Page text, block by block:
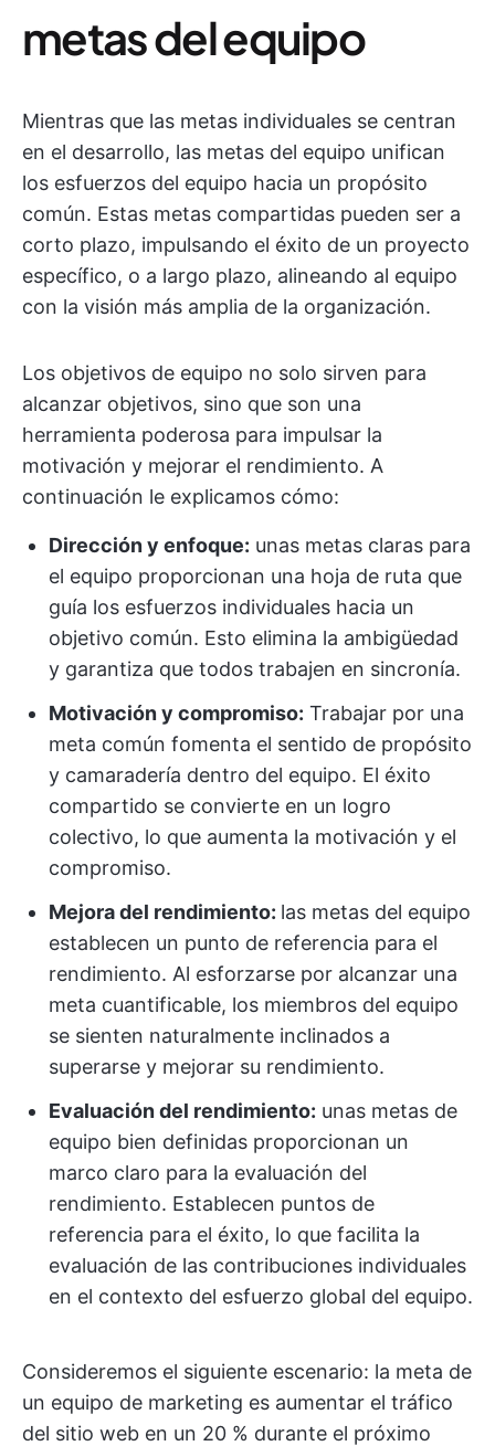
metas del equipo
Mientras que las metas individuales se centran
en el desarrollo, las metas del equipo unifican
los esfuerzos del equipo hacia un propósito
común. Estas metas compartidas pueden ser a
corto plazo, impulsando el éxito de un proyecto
específico, o a largo plazo, alineando al equipo
con la visión más amplia de la organización.
Los objetivos de equipo no solo sirven para
alcanzar objetivos, sino que son una
herramienta poderosa para impulsar la
motivación y mejorar el rendimiento. A
continuación le explicamos cómo:
Dirección y enfoque: unas metas claras para
el equipo proporcionan una hoja de ruta que
guía los esfuerzos individuales hacia un
objetivo común. Esto elimina la ambigüedad
y garantiza que todos trabajen en sincronía.
Motivación y compromiso: Trabajar por una
meta común fomenta el sentido de propósito
y camaradería dentro del equipo. El éxito
compartido se convierte en un logro
colectivo, lo que aumenta la motivación y el
compromiso.
Mejora del rendimiento: las metas del equipo
establecen un punto de referencia para el
rendimiento. Al esforzarse por alcanzar una
meta cuantificable, los miembros del equipo
se sienten naturalmente inclinados a
superarse y mejorar su rendimiento.
Evaluación del rendimiento: unas metas de
equipo bien definidas proporcionan un
marco claro para la evaluación del
rendimiento. Establecen puntos de
referencia para el éxito, lo que facilita la
evaluación de las contribuciones individuales
en el contexto del esfuerzo global del equipo.
Consideremos el siguiente escenario: la meta de
un equipo de marketing es aumentar el tráfico
del sitio web en un 20 % durante el próximo